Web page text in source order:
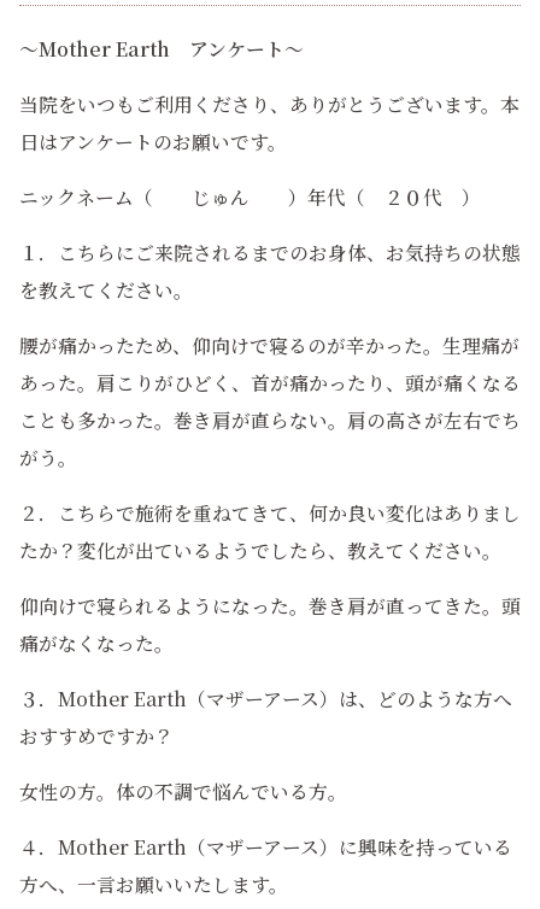
～Mother Earth アンケート～
当院をいつもご利用くださり、ありがとうございます。本
日はアンケートのお願いです。
ニックネーム（ じゅん ）年代（ ２０代 ）
１．こちらにご来院されるまでのお身体、お気持ちの状態
を教えてください。
腰が痛かったため、仰向けで寝るのが辛かった。生理痛が
あった。肩こりがひどく、首が痛かったり、頭が痛くなる
ことも多かった。巻き肩が直らない。肩の高さが左右でち
がう。
２．こちらで施術を重ねてきて、何か良い変化はありまし
たか？変化が出ているようでしたら、教えてください。
仰向けで寝られるようになった。巻き肩が直ってきた。頭
痛がなくなった。
３．Mother Earth（マザーアース）は、どのような方へ
おすすめですか？
女性の方。体の不調で悩んでいる方。
４．Mother Earth（マザーアース）に興味を持っている
方へ、一言お願いいたします。